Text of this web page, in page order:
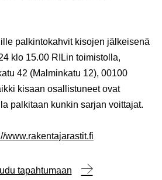
palkintokahvit kisojen jälkeisenä
klo 15.00 RILin toimistolla,
42 (Malminkatu 12), 00100
kisaan osallistuneet ovat
palkitaan kunkin sarjan voittajat.
www.rakentajarastit.fi
tapahtumaan